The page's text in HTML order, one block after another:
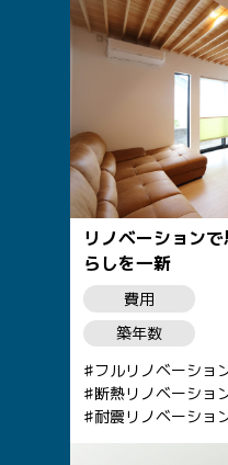
リノベーション
らしを一新
費用
築年数
フルリノベーショ
断熱リノベーショ
耐震リノベーショ